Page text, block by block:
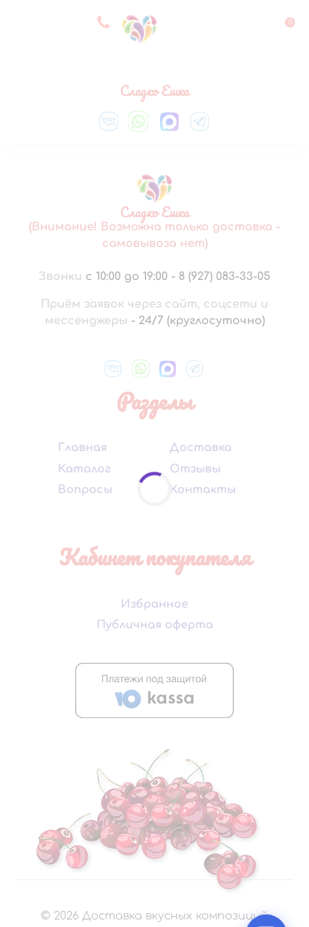
8 927 083 33 05 0
Сладко Ешка
Сладко Ешка
(Внимание! Возможна только доставка -
самовывоза нет)
Звонки с 10:00 до 19:00 - 8 (927) 083-33-05
Приём заявок через сайт, соцсети и
мессенджеры - 24/7 (круглосуточно)
Разделы
Главная
Каталог
Вопросы
Доставка
Отзывы
Контакты
Кабинет покупателя
Избранное
Публичная оферта
© 2026 Доставка вкусных композиций